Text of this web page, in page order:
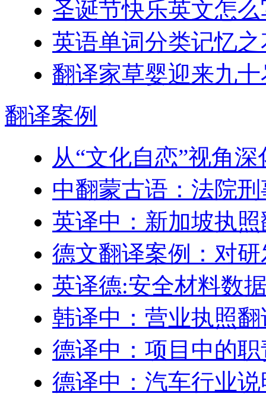
圣诞节快乐英文怎么
英语单词分类记忆之
翻译家草婴迎来九
翻译案例
从“文化自恋”视角
中翻蒙古语：法院
英译中：新加坡执
德文翻译案例：对
英译德:安全材料数
韩译中：营业执照翻
德译中：项目中的
德译中：汽车行业